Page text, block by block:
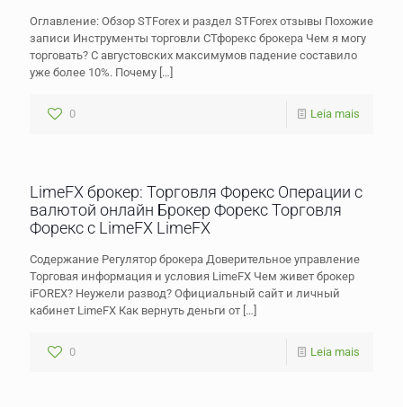
Оглавление: Обзор STForex и раздел STForex отзывы Похожие
записи Инструменты торговли СТфорекс брокера Чем я могу
торговать? С августовских максимумов падение составило
уже более 10%. Почему […]
0 Leia mais
LimeFX брокер: Торговля Форекс Операции с
валютой онлайн Брокер Форекс Торговля
Форекс с LimeFX LimeFX
Содержание Регулятор брокера Доверительное управление
Торговая информация и условия LimeFX Чем живет брокер
iFOREX? Неужели развод? Официальный сайт и личный
кабинет LimeFX Как вернуть деньги от […]
0 Leia mais